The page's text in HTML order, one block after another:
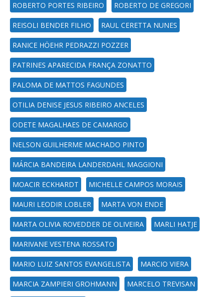
ROBERTO PORTES RIBEIRO ROBERTO DE GREGORI
REISOLI BENDER FILHO RAUL CERETTA NUNES
RANICE HÖEHR PEDRAZZI POZZER
PATRINES APARECIDA FRANÇA ZONATTO
PALOMA DE MATTOS FAGUNDES
OTILIA DENISE JESUS RIBEIRO ANCELES
ODETE MAGALHAES DE CAMARGO
NELSON GUILHERME MACHADO PINTO
MÁRCIA BANDEIRA LANDERDAHL MAGGIONI
MOACIR ECKHARDT MICHELLE CAMPOS MORAIS
MAURI LEODIR LOBLER MARTA VON ENDE
MARTA OLIVIA ROVEDDER DE OLIVEIRA MARLI HATJE
MARIVANE VESTENA ROSSATO
MARIO LUIZ SANTOS EVANGELISTA MARCIO VIERA
MARCIA ZAMPIERI GROHMANN MARCELO TREVISAN